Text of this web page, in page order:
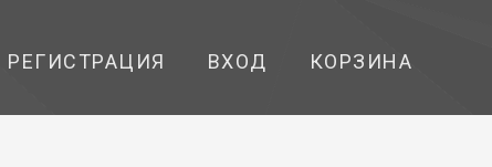
РЕГИСТРАЦИЯ ВХОД КОРЗИНА